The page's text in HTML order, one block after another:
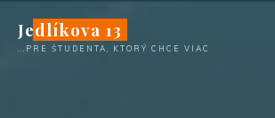
содержимому
Jedlíkova 13
...PRE ŠTUDENTA, KTORÝ CHCE VIAC